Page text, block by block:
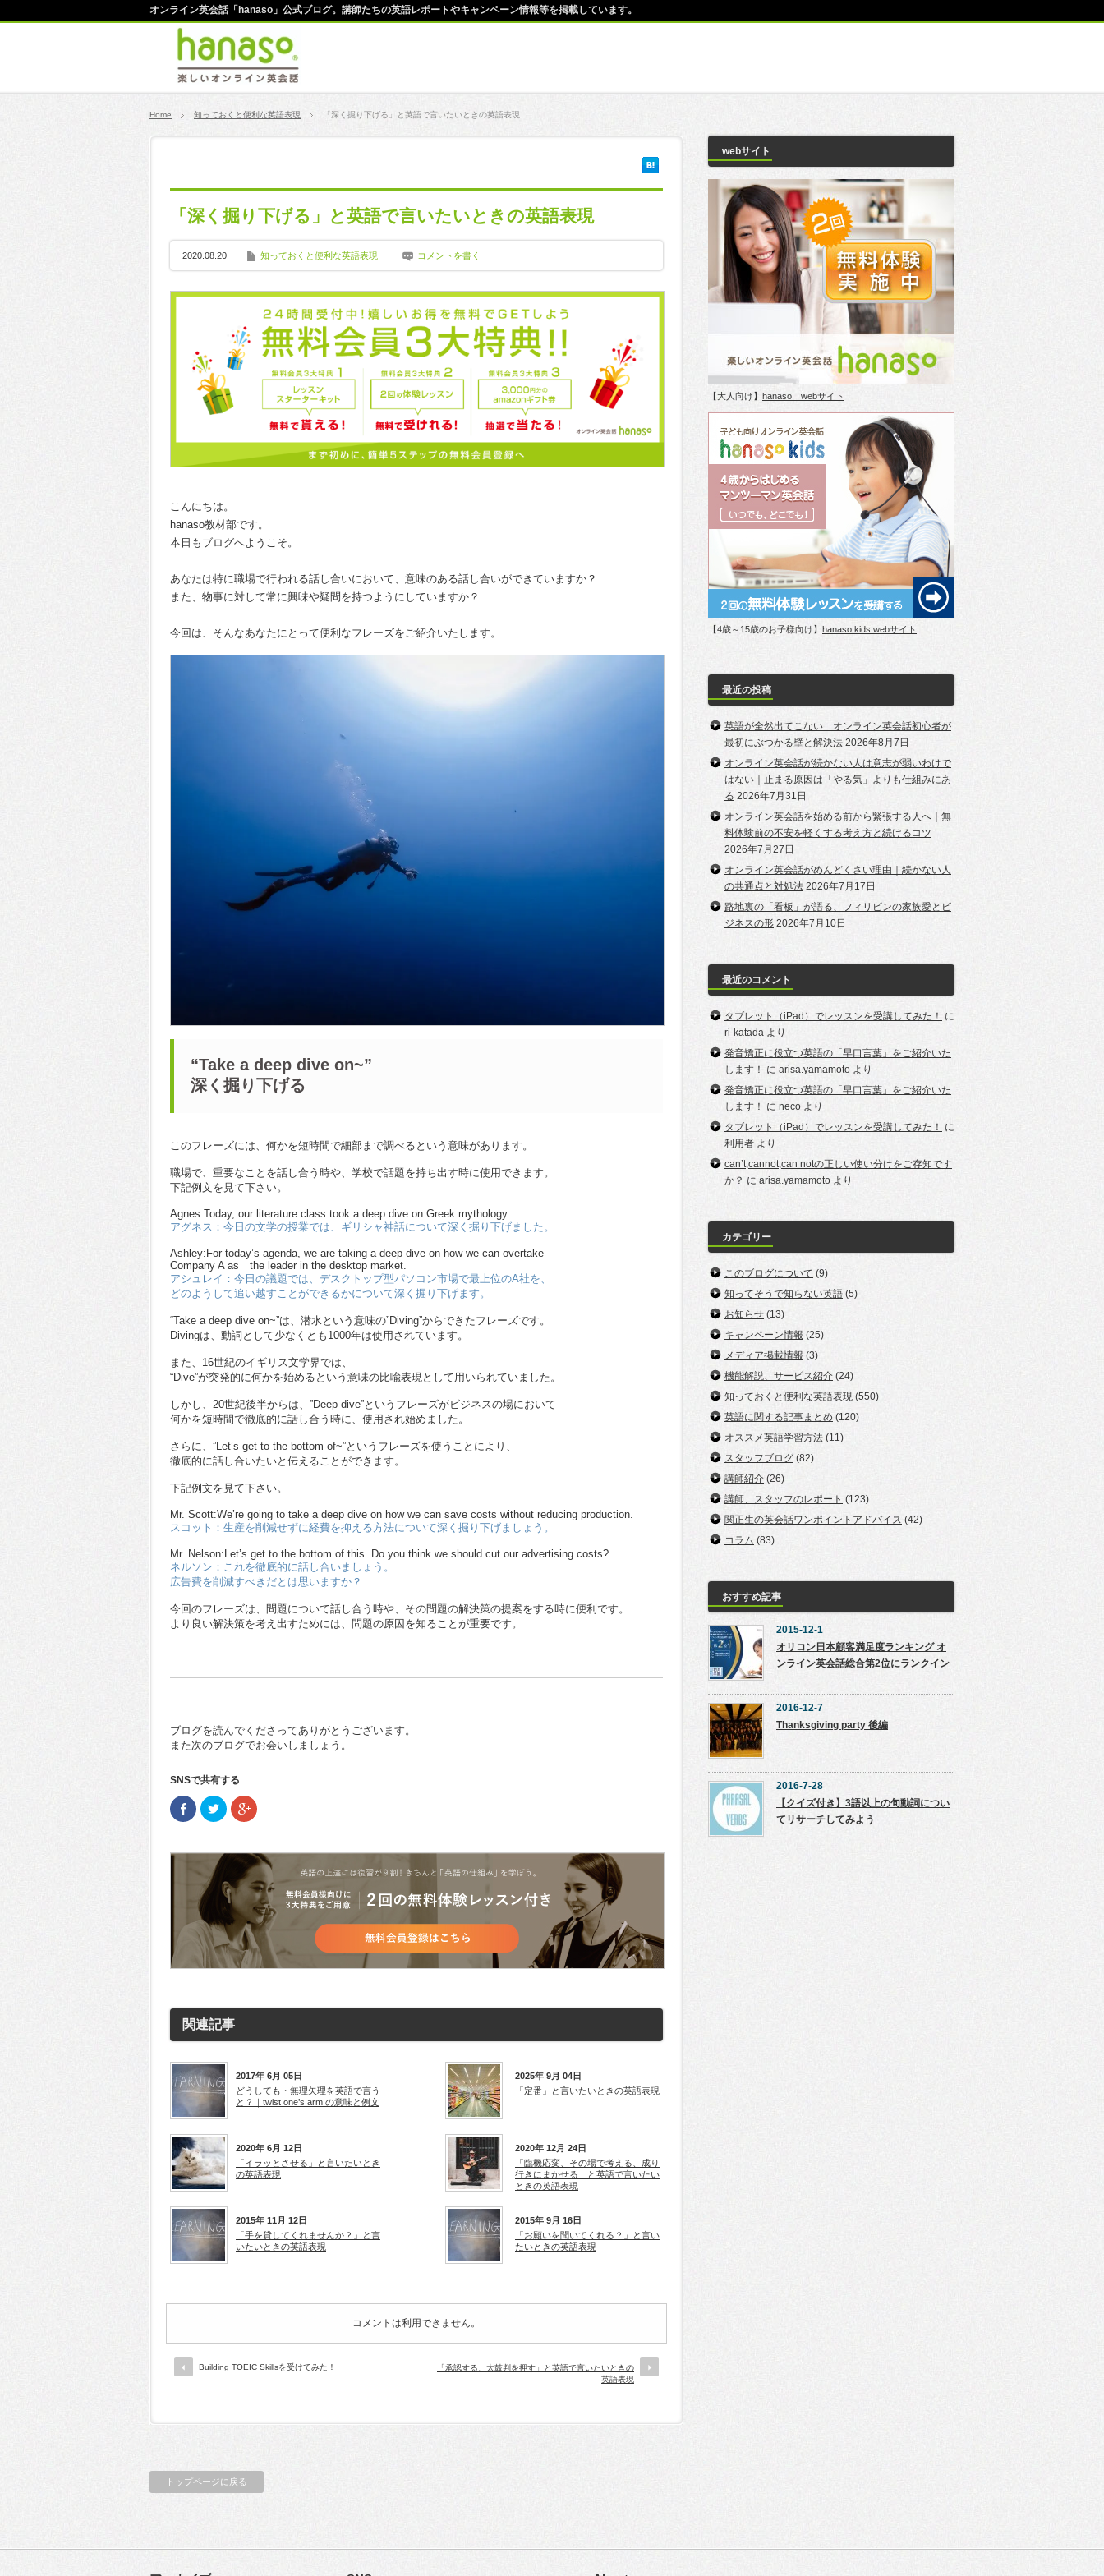
オンライン英会話「hanaso」公式ブログ。講師たちの英語レポートやキャンペーン情報等を掲載しています。
Home 知っておくと便利な英語表現 「深く掘り下げる」と英語で言いたいときの英語表現
「深く掘り下げる」と英語で言いたいときの英語表現
2020.08.20 知っておくと便利な英語表現 コメントを書く
こんにちは。
hanaso教材部です。
本日もブログへようこそ。
あなたは特に職場で行われる話し合いにおいて、意味のある話し合いができていますか？
また、物事に対して常に興味や疑問を持つようにしていますか？
今回は、そんなあなたにとって便利なフレーズをご紹介いたします。
“Take a deep dive on~”
深く掘り下げる
このフレーズには、何かを短時間で細部まで調べるという意味があります。
職場で、重要なことを話し合う時や、学校で話題を持ち出す時に使用できます。
下記例文を見て下さい。
Agnes:Today, our literature class took a deep dive on Greek mythology.
アグネス：今日の文学の授業では、ギリシャ神話について深く掘り下げました。
Ashley:For today’s agenda, we are taking a deep dive on how we can overtake
Company A as the leader in the desktop market.
アシュレイ：今日の議題では、デスクトップ型パソコン市場で最上位のA社を、
どのようして追い越すことができるかについて深く掘り下げます。
“Take a deep dive on~”は、潜水という意味の”Diving”からできたフレーズです。
Divingは、動詞として少なくとも1000年は使用されています。
また、16世紀のイギリス文学界では、
“Dive”が突発的に何かを始めるという意味の比喩表現として用いられていました。
しかし、20世紀後半からは、”Deep dive”というフレーズがビジネスの場において
何かを短時間で徹底的に話し合う時に、使用され始めました。
さらに、”Let’s get to the bottom of~”というフレーズを使うことにより、
徹底的に話し合いたいと伝えることができます。
下記例文を見て下さい。
Mr. Scott:We’re going to take a deep dive on how we can save costs without reducing production.
スコット：生産を削減せずに経費を抑える方法について深く掘り下げましょう。
Mr. Nelson:Let’s get to the bottom of this. Do you think we should cut our advertising costs?
ネルソン：これを徹底的に話し合いましょう。
広告費を削減すべきだとは思いますか？
今回のフレーズは、問題について話し合う時や、その問題の解決策の提案をする時に便利です。
より良い解決策を考え出すためには、問題の原因を知ることが重要です。
ブログを読んでくださってありがとうございます。
また次のブログでお会いしましょう。
SNSで共有する
Facebook
で
し
ウ
ド
ウ
で
開
す)
ク
リ
て
Twitter
共
有
(新
い
ウ
ィ
ン
ド
す)
ク
リ
て
Google+
共
有
(新
し
い
ウ
ィ
ン
ド
関連記事
2017年 6月 05日
どうしても・無理矢理を英語で言う
と？｜twist one’s arm の意味と例文
2025年 9月 04日
「定番」と言いたいときの英語表現
2020年 6月 12日
「イラッとさせる」と言いたいとき
の英語表現
2020年 12月 24日
「臨機応変、その場で考える、成り
行きにまかせる」と英語で言いたい
ときの英語表現
2015年 11月 12日
「手を貸してくれませんか？」と言
いたいときの英語表現
2015年 9月 16日
「お願いを聞いてくれる？」と言い
たいときの英語表現
コメントは利用できません。
Building TOEIC Skillsを受けてみた！
「承認する、太鼓判を押す」と英語で言いたいときの
英語表現
トップページに戻る
webサイト
【大人向け】 hanaso webサイト
【4歳～15歳のお子様向け】 hanaso kids webサイト
最近の投稿
英語が全然出てこない…オンライン英会話初心者が
最初にぶつかる壁と解決法 2026年8月7日
オンライン英会話が続かない人は意志が弱いわけで
はない｜止まる原因は「やる気」よりも仕組みにあ
る 2026年7月31日
オンライン英会話を始める前から緊張する人へ｜無
料体験前の不安を軽くする考え方と続けるコツ
2026年7月27日
オンライン英会話がめんどくさい理由｜続かない人
の共通点と対処法 2026年7月17日
路地裏の「看板」が語る、フィリピンの家族愛とビ
ジネスの形 2026年7月10日
最近のコメント
タブレット（iPad）でレッスンを受講してみた！
に
ri-katada より
発音矯正に役立つ英語の「早口言葉」をご紹介いた
します！
に arisa.yamamoto より
発音矯正に役立つ英語の「早口言葉」をご紹介いた
します！
に neco より
タブレット（iPad）でレッスンを受講してみた！
に
利用者 より
can’t,cannot,can notの正しい使い分けをご存知です
か？ に arisa.yamamoto より
カテゴリー
このブログについて (9)
知ってそうで知らない英語 (5)
お知らせ (13)
キャンペーン情報 (25)
メディア掲載情報 (3)
機能解説、サービス紹介 (24)
知っておくと便利な英語表現 (550)
英語に関する記事まとめ (120)
オススメ英語学習方法 (11)
スタッフブログ (82)
講師紹介 (26)
講師、スタッフのレポート (123)
関正生の英会話ワンポイントアドバイス (42)
コラム (83)
おすすめ記事
2015-12-1
オリコン日本顧客満足度ランキング オ
ンライン英会話総合第2位にランクイン
2016-12-7
Thanksgiving party 後編
2016-7-28
【クイズ付き】3語以上の句動詞につい
てリサーチしてみよう